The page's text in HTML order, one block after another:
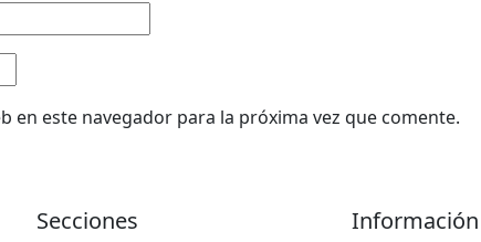
en este navegador para la próxima vez que comente.
Secciones Información